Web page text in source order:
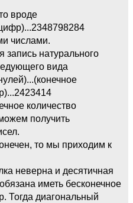
вроде
цифр)...2348798284
числами.
запись натурального
вида
количество
получить
то мы приходим к
неверна и десятичная
иметь бесконечное
Тогда диагональный